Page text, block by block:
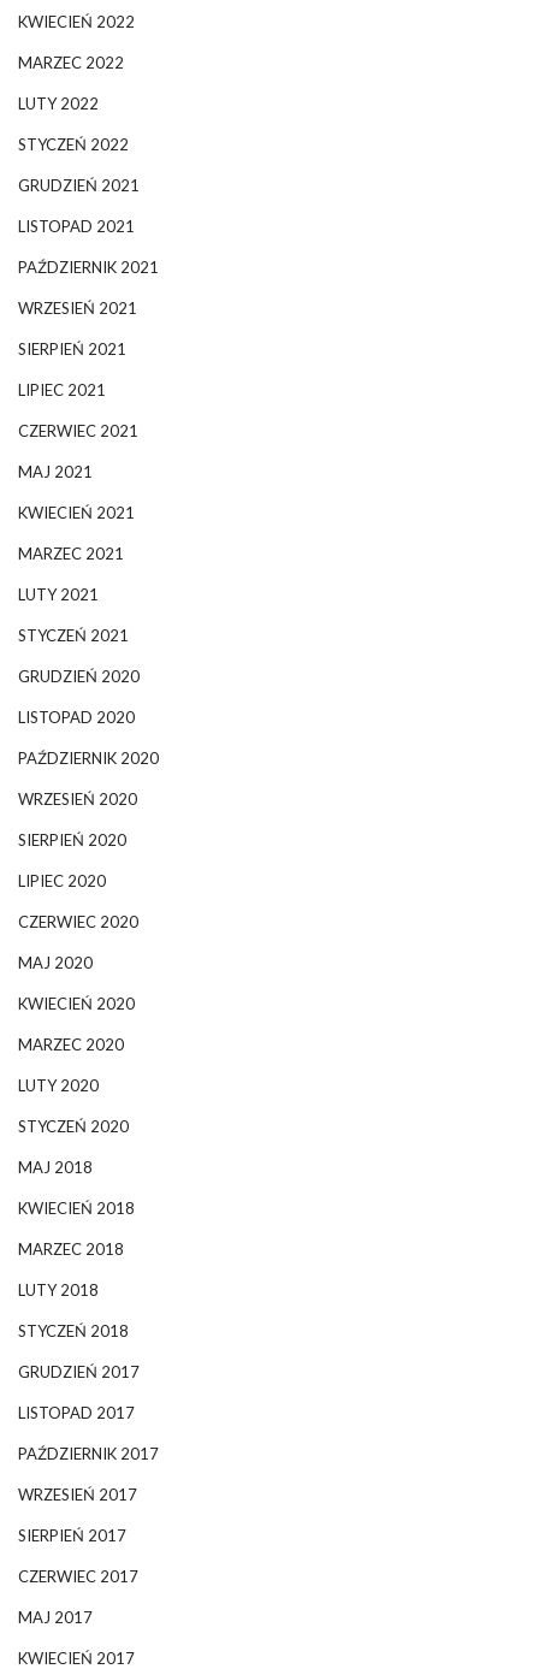
KWIECIEŃ 2022
MARZEC 2022
LUTY 2022
STYCZEŃ 2022
GRUDZIEŃ 2021
LISTOPAD 2021
PAŹDZIERNIK 2021
WRZESIEŃ 2021
SIERPIEŃ 2021
LIPIEC 2021
CZERWIEC 2021
MAJ 2021
KWIECIEŃ 2021
MARZEC 2021
LUTY 2021
STYCZEŃ 2021
GRUDZIEŃ 2020
LISTOPAD 2020
PAŹDZIERNIK 2020
WRZESIEŃ 2020
SIERPIEŃ 2020
LIPIEC 2020
CZERWIEC 2020
MAJ 2020
KWIECIEŃ 2020
MARZEC 2020
LUTY 2020
STYCZEŃ 2020
MAJ 2018
KWIECIEŃ 2018
MARZEC 2018
LUTY 2018
STYCZEŃ 2018
GRUDZIEŃ 2017
LISTOPAD 2017
PAŹDZIERNIK 2017
WRZESIEŃ 2017
SIERPIEŃ 2017
CZERWIEC 2017
MAJ 2017
KWIECIEŃ 2017